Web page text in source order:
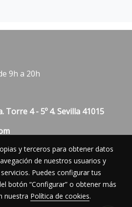
9h a 20h
Torre 4 - 5º 4. Sevilla 41015
y terceros para obtener datos
de nuestros usuarios y
Puedes configurar tus
botón “Configurar” o obtener más
nuestra Política de cookies.